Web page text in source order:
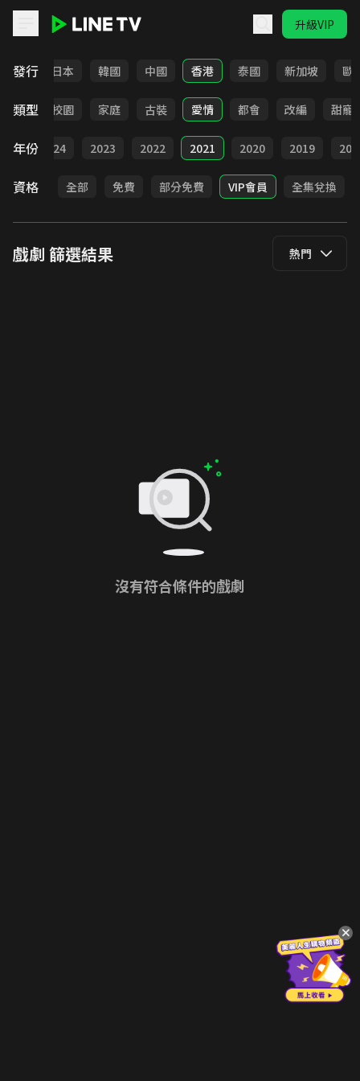
升級VIP
發行
台灣 日本 韓國 中國 香港 泰國 新加坡 歐
類型
職場 校園 家庭 古裝 愛情 都會 改編 甜寵
年份 2024 2023 2022 2021 2020 2019
資格 全部 免費 部分免費 VIP會員 全集兌換
戲劇 篩選結果 熱門
沒有符合條件的戲劇